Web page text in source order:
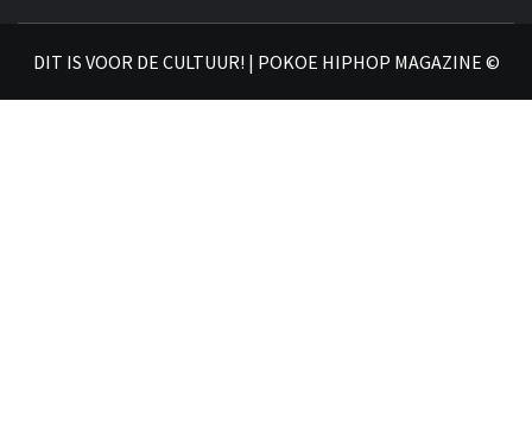
DIT IS VOOR DE CULTUUR! | POKOE HIPHOP MAGAZINE ©